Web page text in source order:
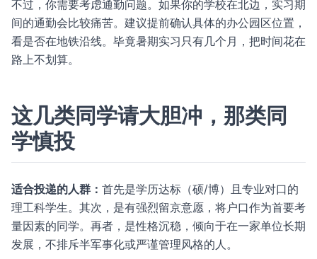
不过，你需要考虑通勤问题。如果你的学校在北边，实习期
间的通勤会比较痛苦。建议提前确认具体的办公园区位置，
看是否在地铁沿线。毕竟暑期实习只有几个月，把时间花在
路上不划算。
这几类同学请大胆冲，那类同
学慎投
适合投递的人群： 首先是学历达标（硕/博）且专业对口的
理工科学生。其次，是有强烈留京意愿，将户口作为首要考
量因素的同学。再者，是性格沉稳，倾向于在一家单位长期
发展，不排斥半军事化或严谨管理风格的人。